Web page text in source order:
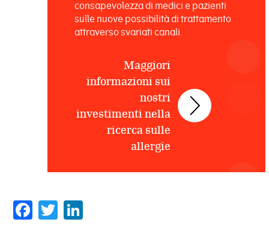
consapevolezza di medici e pazienti
sulle nuove possibilità di trattamento
attraverso svariati canali.
Maggiori
informazioni sui
nostri
investimenti nella
ricerca sulle
allergie
Facebook
Twitter